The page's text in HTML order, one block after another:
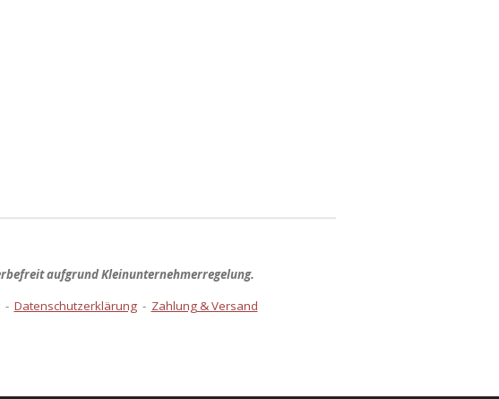
aufgrund Kleinunternehmerregelung.
- Datenschutzerklärung- Zahlung & Versand